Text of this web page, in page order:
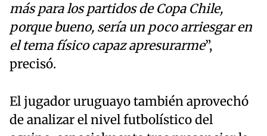
más para los partidos de Copa Chile,
porque bueno, sería un poco arriesgar en
el tema físico capaz apresurarme”,
precisó.
El jugador uruguayo también aprovechó
de analizar el nivel futbolístico del